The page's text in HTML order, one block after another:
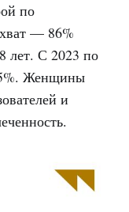
по
— 86%
лет. С 2023 по
Женщины
и